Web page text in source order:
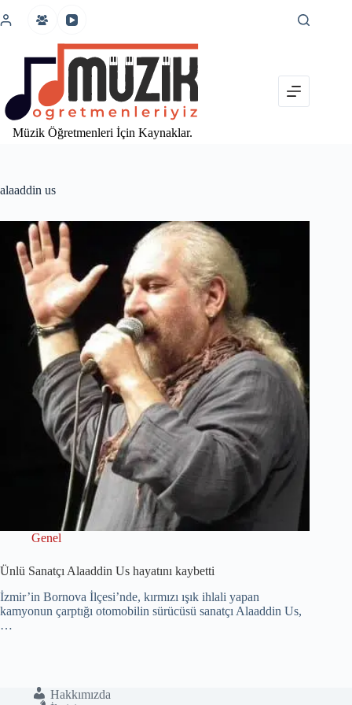
atla
Müzik Öğretmenleri İçin Kaynaklar.
alaaddin us
Genel
Ünlü Sanatçı Alaaddin Us hayatını kaybetti
İzmir’in Bornova İlçesi’nde, kırmızı ışık ihlali yapan
kamyonun çarptığı otomobilin sürücüsü sanatçı Alaaddin Us,
…
Hakkımızda